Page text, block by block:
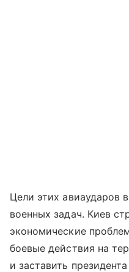
Цели этих авиаударов
военных задач. Киев
экономические
боевые действия на
и заставить